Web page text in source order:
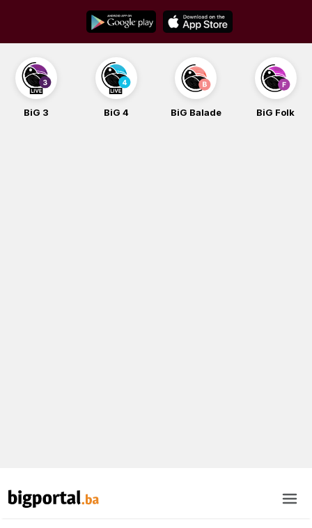
content
BiG 4 BiG Balade BiG Folk BiG iG